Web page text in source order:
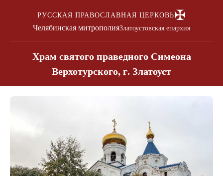
РУССКАЯ ПРАВОСЛАВНАЯ ЦЕРКОВЬ✠
Челябинская митрополияЗлатоустовская епархия
Храм святого праведного Симеона
Верхотурского, г. Златоуст